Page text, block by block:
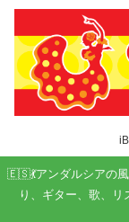
🇪🇸💃アンダルシアの
り、ギター、歌、